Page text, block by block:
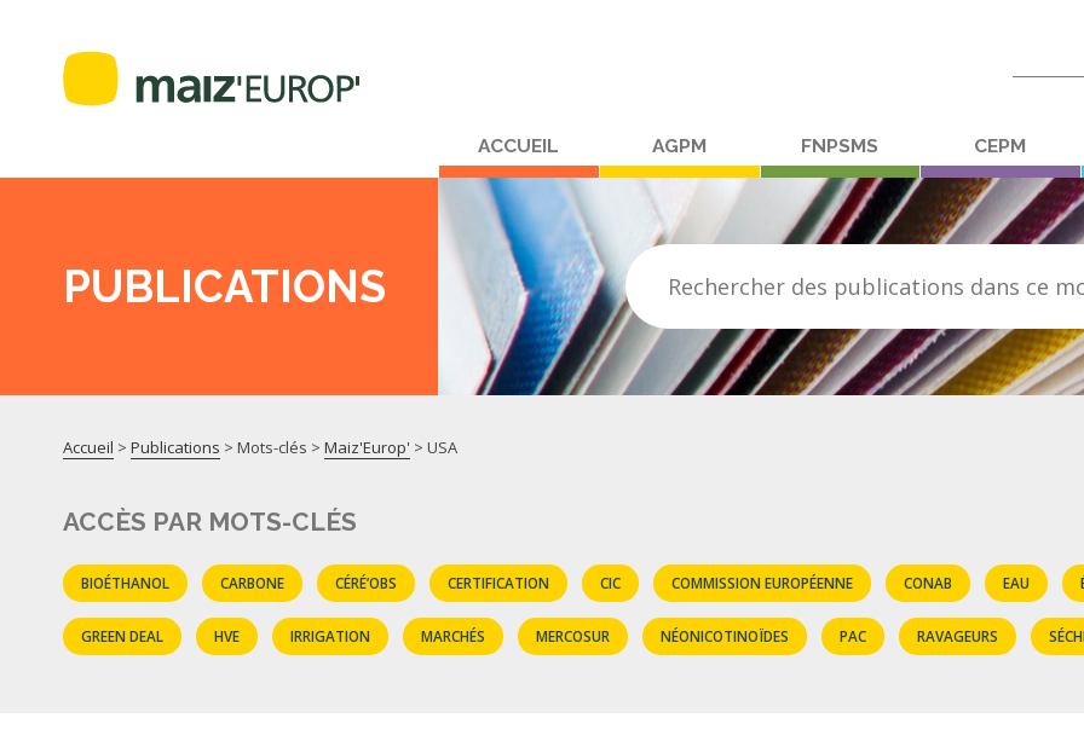
:
ACCUEIL AGPM FNPSMS CEPM
PUBLICATIONS Rechercher des publications dans ce
Accueil > Publications > Mots-clés > Maiz'Europ' > USA
ACCÈS PAR MOTS-CLÉS
BIOÉTHANOL CARBONE CÉRÉ’OBS CERTIFICATION CIC COMMISSION EUROPÉENNE CONAB EAU
GREEN DEAL HVE IRRIGATION MARCHÉS MERCOSUR NÉONICOTINOÏDES PAC RAVAGEURS